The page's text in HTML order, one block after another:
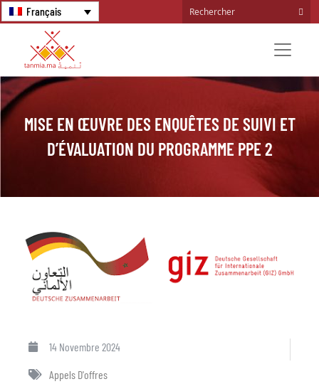
Français
MISE EN ŒUVRE DES ENQUÊTES DE SUIVI ET
D’ÉVALUATION DU PROGRAMME PPE 2
14 Novembre 2024
Appels D'offres